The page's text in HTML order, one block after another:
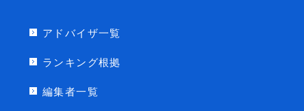
アドバイザ一覧
ランキング根拠
編集者一覧